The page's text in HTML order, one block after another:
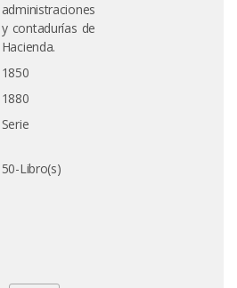
administraciones
y contadurías de
Hacienda.
1850
1880
Serie
50-Libro(s)